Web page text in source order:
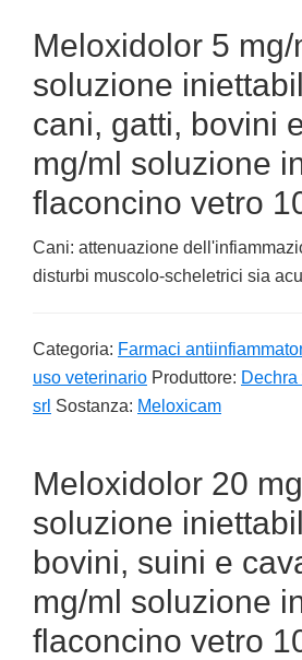
Meloxidolor 5 mg/
soluzione
cani, gatti, bovini
mg/ml soluzione
flaconcino vetro
Cani: attenuazione
disturbi muscolo-scheletrici sia
Categoria: Farmaci
uso veterinario Produttore:
srl Sostanza: Meloxicam
Meloxidolor 20
soluzione
bovini, suini e
mg/ml soluzione
flaconcino vetro